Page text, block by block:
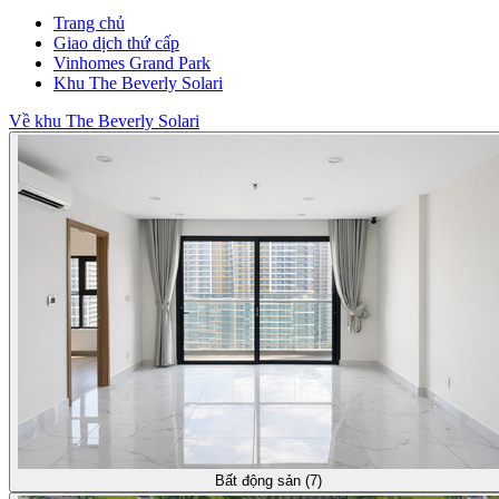
Trang chủ
Giao dịch thứ cấp
Vinhomes Grand Park
Khu The Beverly Solari
Về khu The Beverly Solari
Bất động sản (7)